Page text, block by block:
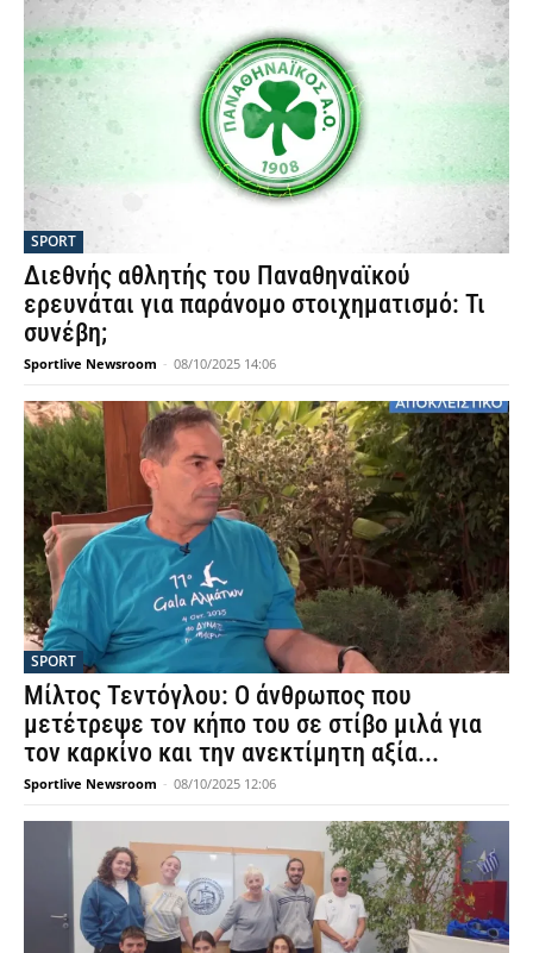
SPORT
Διεθνής αθλητής του Παναθηναϊκού
ερευνάται για παράνομο στοιχηματισμό: Τι
συνέβη;
Sportlive Newsroom - 08/10/2025 14:06
SPORT
Μίλτος Τεντόγλου: Ο άνθρωπος που
μετέτρεψε τον κήπο του σε στίβο μιλά για
τον καρκίνο και την ανεκτίμητη αξία...
Sportlive Newsroom - 08/10/2025 12:06